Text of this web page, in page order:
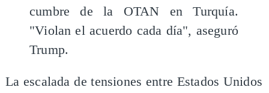
cumbre de la OTAN en Turquía.
"Violan el acuerdo cada día", aseguró
Trump.
La escalada de tensiones entre Estados Unidos